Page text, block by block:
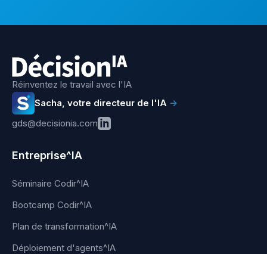
Réinventez le travail avec l'IA
Sacha, votre directeur de l'IA →
gds@decisionia.com
Entreprise^IA
Séminaire Codir^IA
Bootcamp Codir^IA
Plan de transformation^IA
Déploiement d'agents^IA